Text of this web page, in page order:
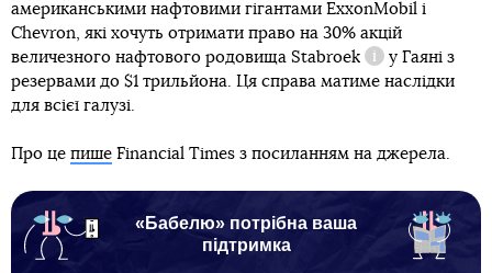
американськими нафтовими гігантами ExxonMobil і
Chevron, які хочуть отримати право на 30% акцій
величезного нафтового родовища Stabroek
Довідка
у Гаяні з
резервами до $1 трильйона. Ця справа матиме наслідки
для всієї галузі.
Про це пише Financial Times з посиланням на джерела.
«Бабелю» потрібна ваша
підтримка